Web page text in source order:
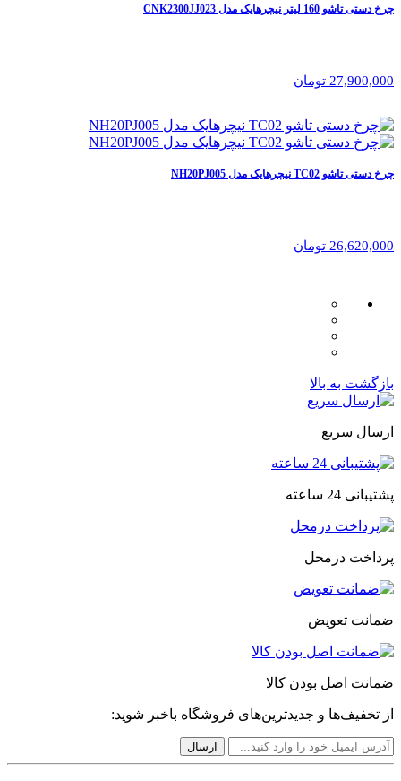
چرخ دستی تاشو 160 لیتر نیچرهایک مدل CNK2300JJ023
27,900,000 تومان
چرخ دستی تاشو TC02 نیچرهایک مدل NH20PJ005
26,620,000 تومان
بازگشت به بالا
ارسال سریع
پشتیبانی 24 ساعته
پرداخت درمحل
ضمانت تعویض
ضمانت اصل بودن کالا
از تخفیف‌ها و جدیدترین‌های فروشگاه باخبر شوید: